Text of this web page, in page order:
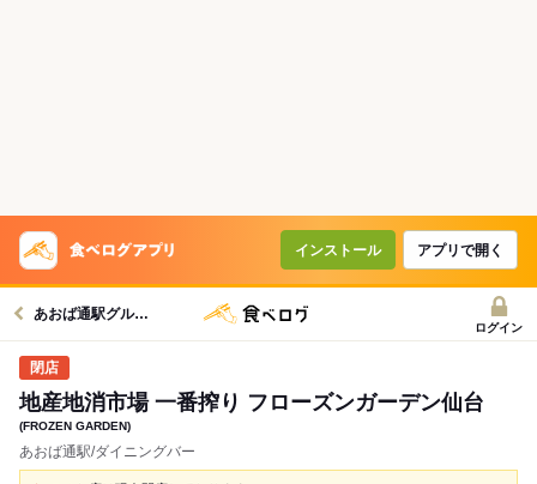
インストール アプリで開く
あおば通駅グルメへ
ログイン
地産地消市場 一番搾り フローズンガーデン仙台
(FROZEN GARDEN)
あおば通駅/ダイニングバー